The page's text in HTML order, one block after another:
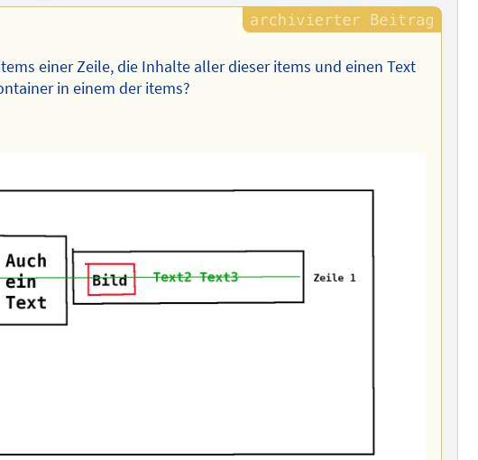
einer Zeile, die Inhalte aller dieser items und einen Text
in einem der items?